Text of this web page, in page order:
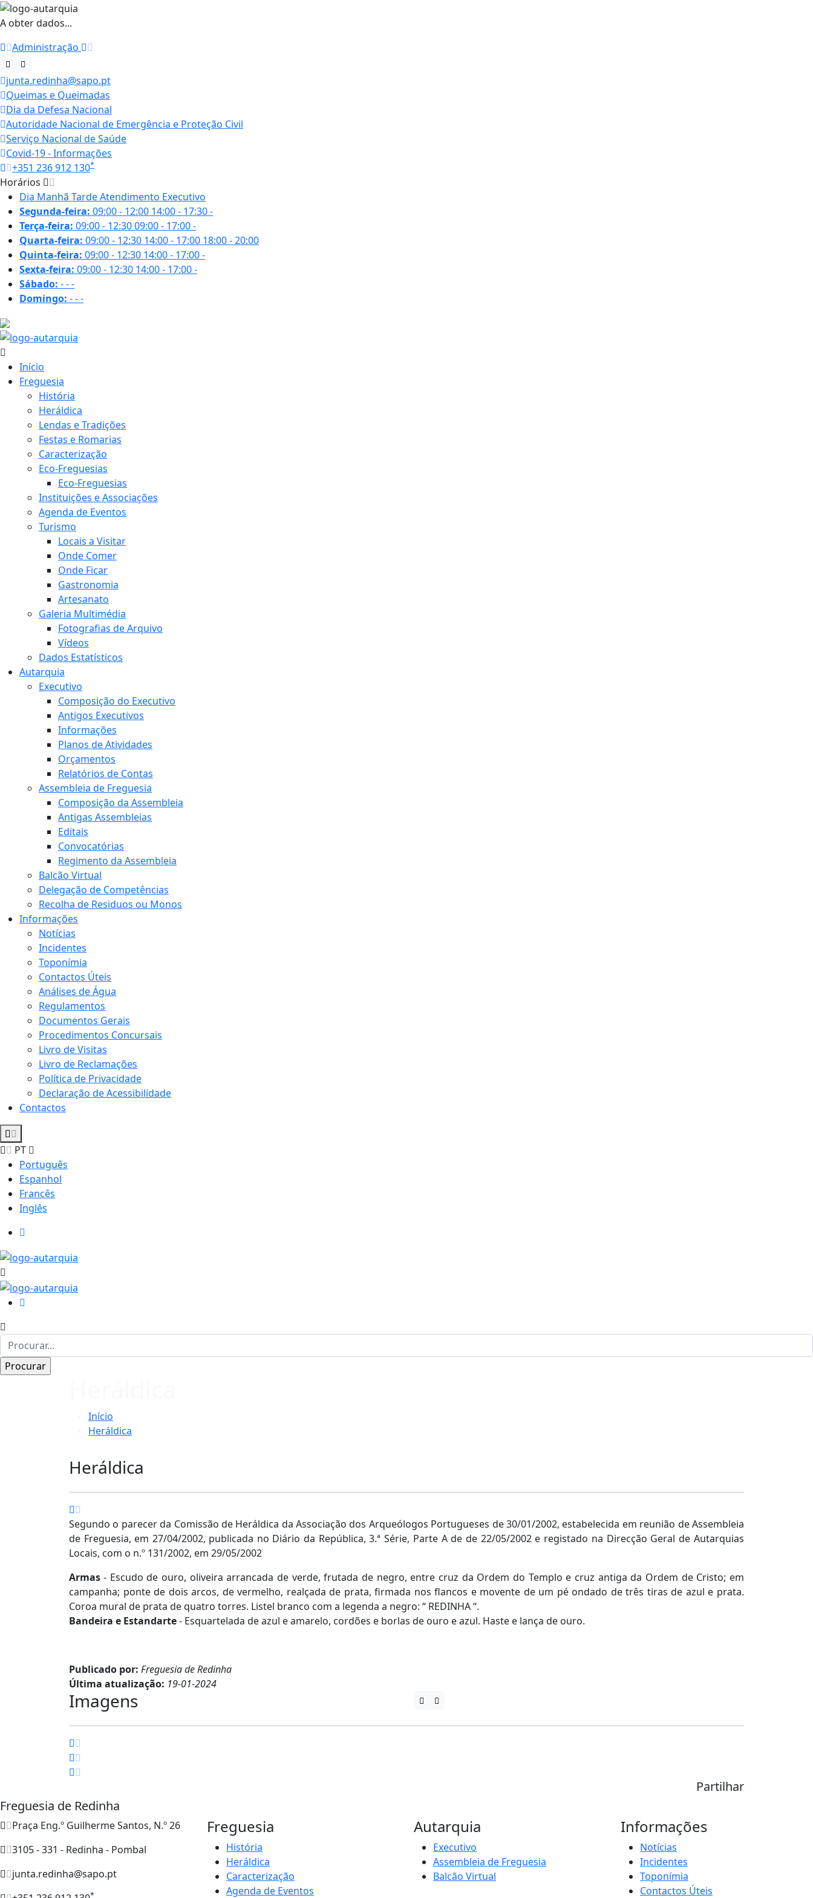
A obter dados...
Administração
junta.redinha@sapo.pt
Queimas e Queimadas
Dia da Defesa Nacional
Autoridade Nacional de Emergência e Proteção Civil
Serviço Nacional de Saúde
Covid-19 - Informações
+351 236 912 130*
Horários
Dia Manhã TardeAtendimento Executivo
Segunda-feira: 09:00 - 12:00 14:00 - 17:30-
Terça-feira: 09:00 - 12:3009:00 - 17:00-
Quarta-feira: 09:00 - 12:30 14:00 - 17:00 18:00 - 20:00
Quinta-feira: 09:00 - 12:30 14:00 - 17:00-
Sexta-feira: 09:00 - 12:30 14:00 - 17:00-
Sábado: ---
Domingo: ---
Início
Freguesia
História
Heráldica
Lendas e Tradições
Festas e Romarias
Caracterização
Eco-Freguesias
Eco-Freguesias
Instituições e Associações
Agenda de Eventos
Turismo
Locais a Visitar
Onde Comer
Onde Ficar
Gastronomia
Artesanato
Galeria Multimédia
Fotografias de Arquivo
Vídeos
Dados Estatísticos
Autarquia
Executivo
Composição do Executivo
Antigos Executivos
Informações
Planos de Atividades
Orçamentos
Relatórios de Contas
Assembleia de Freguesia
Composição da Assembleia
Antigas Assembleias
Editais
Convocatórias
Regimento da Assembleia
Balcão Virtual
Delegação de Competências
Recolha de Residuos ou Monos
Informações
Notícias
Incidentes
Toponímia
Contactos Úteis
Análises de Água
Regulamentos
Documentos Gerais
Procedimentos Concursais
Livro de Visitas
Livro de Reclamações
Política de Privacidade
Declaração de Acessibilidade
Contactos
PT
Português
Espanhol
Francês
Inglês
Início
Heráldica
Heráldica
Segundo o parecer da Comissão de Heráldica da Associação dos Arqueólogos Portugueses de 30/01/2002, estabelecida em reunião de Assembleia
de Freguesia, em 27/04/2002, publicada no Diário da República, 3.ª Série, Parte A de de 22/05/2002 e registado na Direcção Geral de Autarquias
Locais, com o n.º 131/2002, em 29/05/2002
Armas - Escudo de ouro, oliveira arrancada de verde, frutada de negro, entre cruz da Ordem do Templo e cruz antiga da Ordem de Cristo; em
campanha; ponte de dois arcos, de vermelho, realçada de prata, firmada nos flancos e movente de um pé ondado de três tiras de azul e prata.
Coroa mural de prata de quatro torres. Listel branco com a legenda a negro: “ REDINHA “.
Bandeira e Estandarte- Esquartelada de azul e amarelo, cordões e borlas de ouro e azul. Haste e lança de ouro.
Publicado por: Freguesia de Redinha
Última atualização: 19-01-2024
Imagens
Partilhar
Freguesia de Redinha
Praça Eng.º Guilherme Santos, N.º 26
3105 - 331 - Redinha - Pombal
junta.redinha@sapo.pt
*
Freguesia
História
Heráldica
Caracterização
Agenda de Eventos
Autarquia
Executivo
Assembleia de Freguesia
Balcão Virtual
Informações
Notícias
Incidentes
Toponímia
Contactos Úteis